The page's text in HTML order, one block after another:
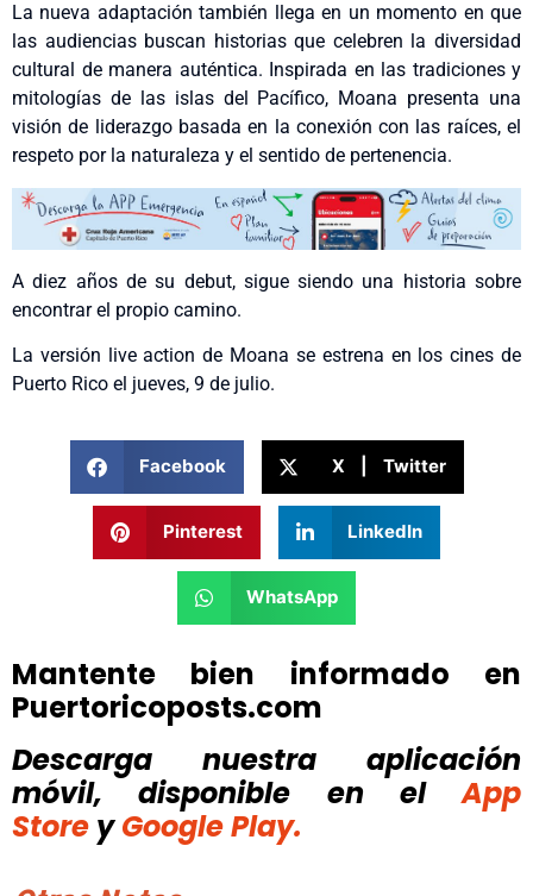
La nueva adaptación también llega en un momento en que
las audiencias buscan historias que celebren la diversidad
cultural de manera auténtica. Inspirada en las tradiciones y
mitologías de las islas del Pacífico, Moana presenta una
visión de liderazgo basada en la conexión con las raíces, el
respeto por la naturaleza y el sentido de pertenencia.
A diez años de su debut, sigue siendo una historia sobre
encontrar el propio camino.
La versión live action de Moana se estrena en los cines de
Puerto Rico el jueves, 9 de julio.
Facebook X | Twitter
Pinterest LinkedIn
WhatsApp
Mantente bien informado en
Puertoricoposts.com
Descarga nuestra aplicación
móvil, disponible
en el
App
Store y Google Play.